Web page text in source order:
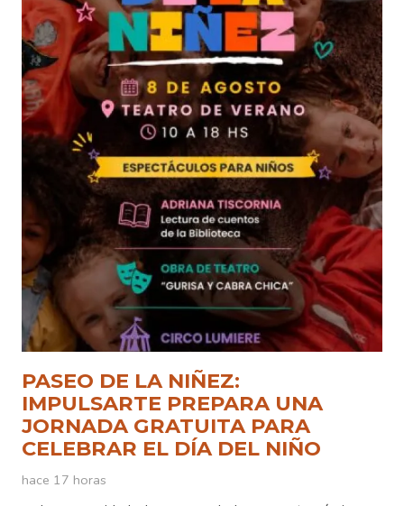
PASEO DE LA NIÑEZ:
IMPULSARTE PREPARA UNA
JORNADA GRATUITA PARA
CELEBRAR EL DÍA DEL NIÑO
hace 17 horas